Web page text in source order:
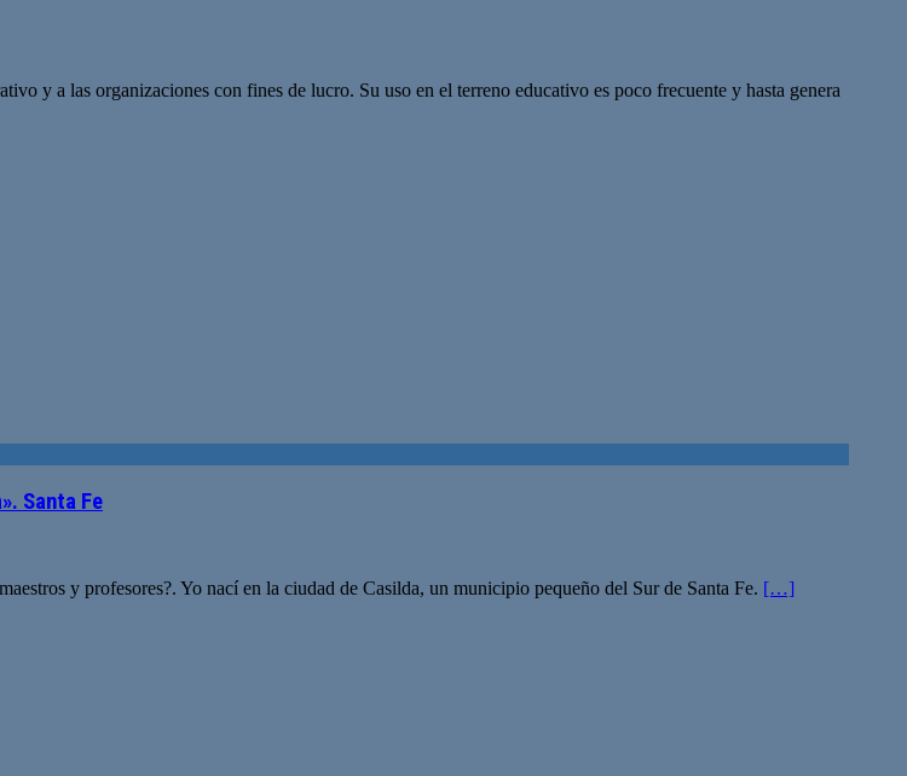
y a las organizaciones con fines de lucro. Su uso en el terreno educativo es poco frecuente y hasta genera
Santa Fe
y profesores?. Yo nací en la ciudad de Casilda, un municipio pequeño del Sur de Santa Fe. […]